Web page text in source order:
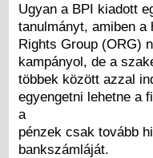
Ugyan a BPI kiadott
tanulmányt, amiben
Rights Group (ORG)
kampányol, de a
többek között azzal
egyengetni lehetne a
a
pénzek csak tovább
bankszámláját.